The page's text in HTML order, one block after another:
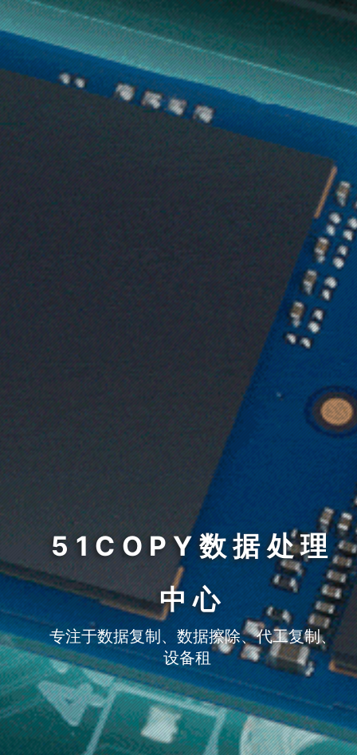
51COPY数据处理
中心
专注于数据复制、数据擦除、代工复制、
设备